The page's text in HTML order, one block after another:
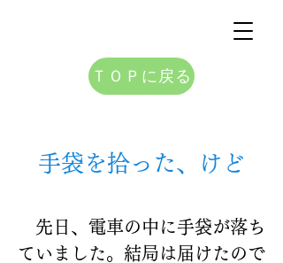
ＴＯＰに戻る
手袋を拾った、けど
先日、電車の中に手袋が落ち
ていました。結局は届けたので